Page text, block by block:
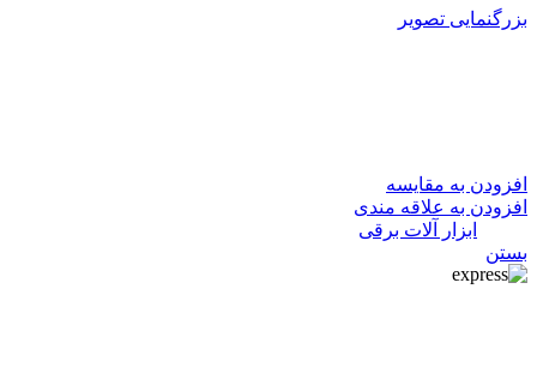
بزرگنمایی تصویر
افزودن به مقایسه
افزودن به علاقه مندی
ابزار آلات برقی
بستن